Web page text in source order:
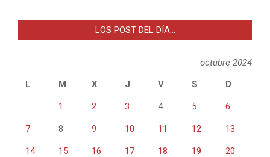
LOS POST DEL DÍA…
octubre 2024
L
M X J V S D
1 2 3 4 5 6
7 8 9 10 11 12 13
14 15 16 17 18 19 20